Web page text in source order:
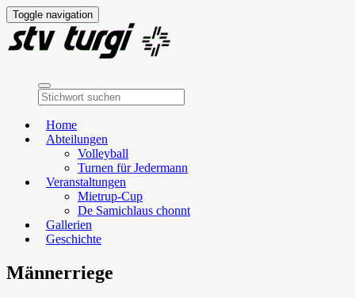
Toggle navigation
Home
Abteilungen
Volleyball
Turnen für Jedermann
Veranstaltungen
Mietrup-Cup
De Samichlaus chonnt
Gallerien
Geschichte
Männerriege